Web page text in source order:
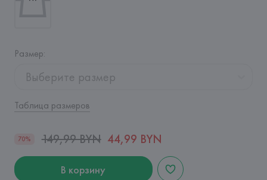
Размер:
Выберите размер
Таблица размеров
70% 149,99 BYN 44,99 BYN
В корзину